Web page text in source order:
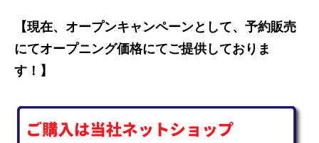
【現在、オープンキャンペーンとして、予約販売
にてオープニング価格にてご提供しておりま
す！】